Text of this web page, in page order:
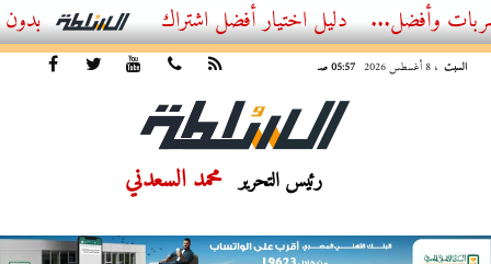
أفضل اشتراك IPTV بدون تقطيع 2026 – دليل المشاهد العصري
السبت ، 8 أغسطس 2026 05:57 صـ
رئيس التحرير محمد السعدني